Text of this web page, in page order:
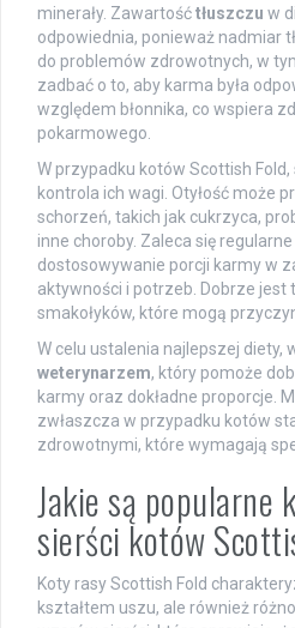
minerały. Zawartośćtłuszczu w
odpowiednia, ponieważ nadmiar
do problemów zdrowotnych, w
zadbać o to, aby karma była
względem błonnika, co wspiera
pokarmowego.
W przypadku kotów Scottish
kontrola ich wagi. Otyłość może
schorzeń, takich jak cukrzyca,
inne choroby. Zaleca się
dostosowywanie porcji karmy w
aktywności i potrzeb. Dobrze jest
smakołyków, które mogą
W celu ustalenia najlepszej diety,
weterynarzem, który pomoże
karmy oraz dokładne proporcje.
zwłaszcza w przypadku kotów
zdrowotnymi, które wymagają
Jakie są popularne
sierści kotów
Koty rasy Scottish Fold
kształtem uszu, ale również